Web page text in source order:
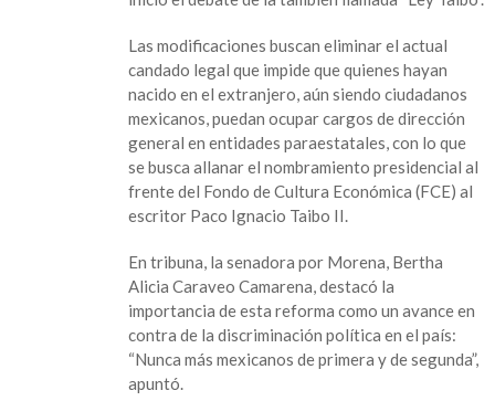
Las modificaciones buscan eliminar el actual
candado legal que impide que quienes hayan
nacido en el extranjero, aún siendo ciudadanos
mexicanos, puedan ocupar cargos de dirección
general en entidades paraestatales, con lo que
se busca allanar el nombramiento presidencial al
frente del Fondo de Cultura Económica (FCE) al
escritor Paco Ignacio Taibo II.
En tribuna, la senadora por Morena, Bertha
Alicia Caraveo Camarena, destacó la
importancia de esta reforma como un avance en
contra de la discriminación política en el país:
“Nunca más mexicanos de primera y de segunda”,
apuntó.